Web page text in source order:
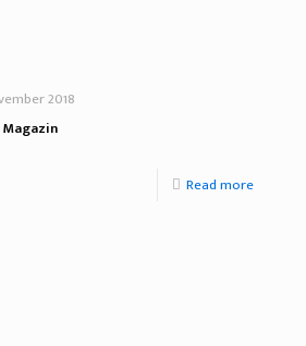
2018
Read more